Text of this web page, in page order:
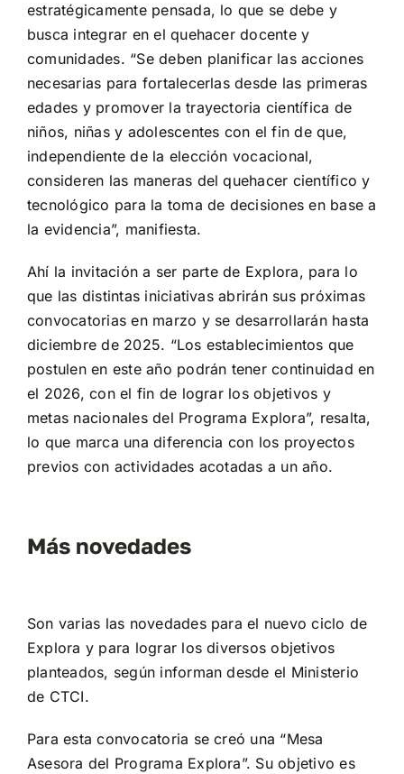
estratégicamente pensada, lo que se debe y
busca integrar en el quehacer docente y
comunidades. “Se deben planificar las acciones
necesarias para fortalecerlas desde las primeras
edades y promover la trayectoria científica de
niños, niñas y adolescentes con el fin de que,
independiente de la elección vocacional,
consideren las maneras del quehacer científico y
tecnológico para la toma de decisiones en base a
la evidencia”, manifiesta.
Ahí la invitación a ser parte de Explora, para lo
que las distintas iniciativas abrirán sus próximas
convocatorias en marzo y se desarrollarán hasta
diciembre de 2025. “Los establecimientos que
postulen en este año podrán tener continuidad en
el 2026, con el fin de lograr los objetivos y
metas nacionales del Programa Explora”, resalta,
lo que marca una diferencia con los proyectos
previos con actividades acotadas a un año.
Más novedades
Son varias las novedades para el nuevo ciclo de
Explora y para lograr los diversos objetivos
planteados, según informan desde el Ministerio
de CTCI.
Para esta convocatoria se creó una “Mesa
Asesora del Programa Explora”. Su objetivo es